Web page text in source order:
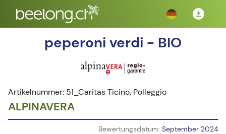
peperoni verdi - BIO
Artikelnummer: 51_Caritas Ticino, Polleggio
ALPINAVERA
Bewertungsdatum: September 2024